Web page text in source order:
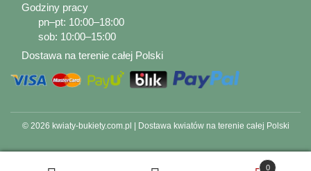
Godziny pracy
pn–pt: 10:00–18:00
sob: 10:00–15:00
Dostawa na terenie całej Polski
0
© 2026 kwiaty-bukiety.com.pl | Dostawa kwiatów na terenie całej Polski